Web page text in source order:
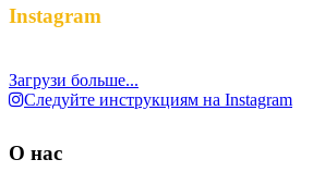
Instagram
Загрузи больше...
Следуйте инструкциям на Instagram
О нас